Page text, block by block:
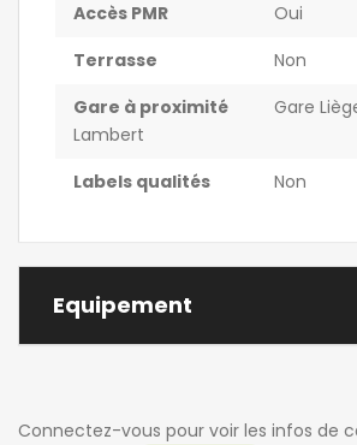
Accès PMR
Oui
Terrasse
Non
Gare à proximité
Gare
Lambert
Labels qualités
Non
Equipement
Connectez-vous pour voir les infos de